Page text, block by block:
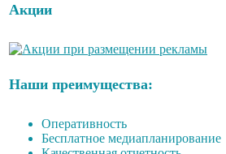
Акции
Наши преимущества:
Оперативность
Бесплатное медиапланирование